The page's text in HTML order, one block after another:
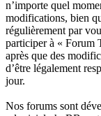
n’importe quel
modifications, bien
régulièrement par
participer à « Forum
après que des
d’être légalement
jour.
Nos forums sont